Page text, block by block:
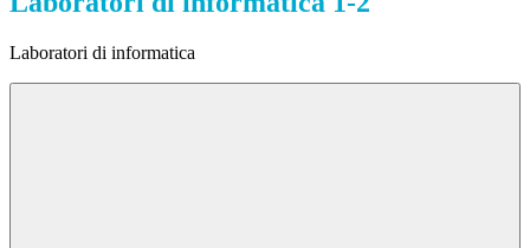
Laboratori di informatica